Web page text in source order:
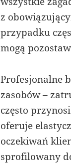
z
przypadku
mogą
Profesjonalne
zasobów –
często
oferuje
oczekiwań
sprofilowany